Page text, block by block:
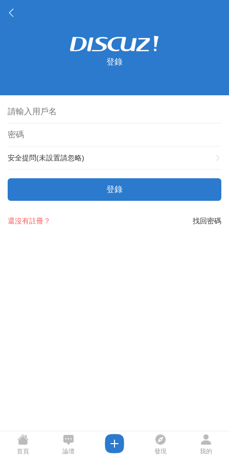
登錄
安全提問(未設置請忽略)
登錄
找回密碼
還沒有註冊？
首頁 論壇 發現 我的